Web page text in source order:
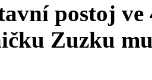
postoj
Zuzku